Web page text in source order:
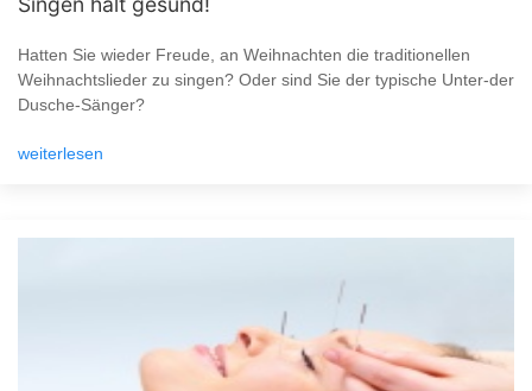
Hatten Sie wieder Freude, an Weihnachten die traditionellen
Weihnachtslieder zu singen? Oder sind Sie der typische Unter-der
Dusche-Sänger?
weiterlesen